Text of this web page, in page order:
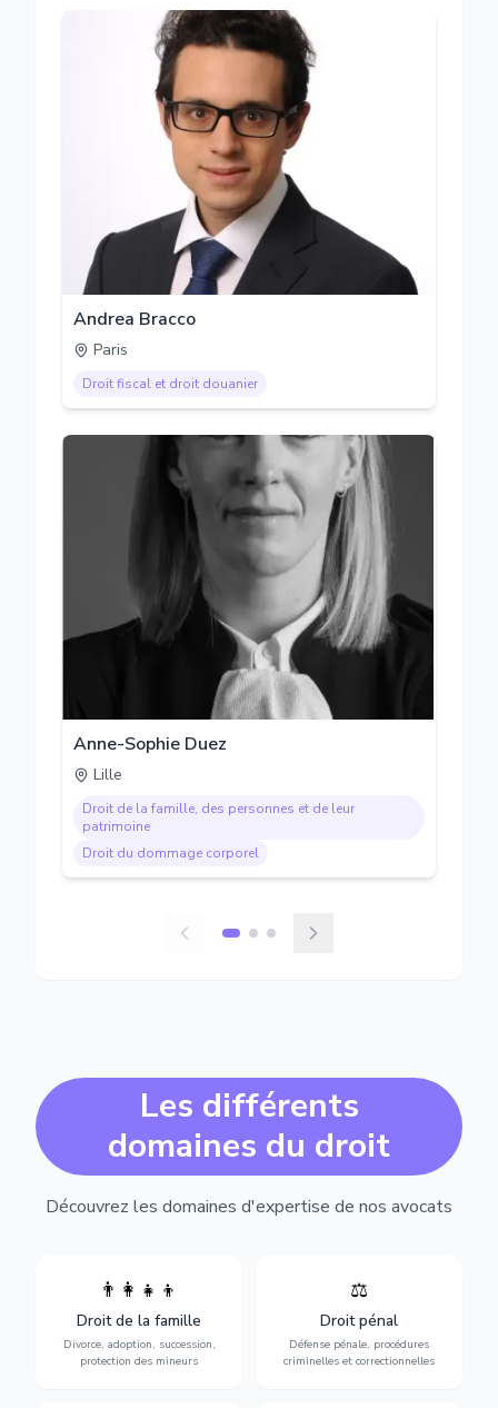
Andrea Bracco
Paris
Droit fiscal et droit douanier
Anne-Sophie Duez
Lille
Droit de la famille, des personnes et de leur
patrimoine
Droit du dommage corporel
Les différents
domaines du droit
Découvrez les domaines d'expertise de nos avocats
👨‍👩‍👧‍👦
Droit de la famille
Divorce, adoption, succession,
protection des mineurs
Divorce, garde d'enfants,
adoption, succession et
protection des personnes
vulnérables.
⚖️
Droit pénal
Défense pénale, procédures
criminelles et correctionnelles
Expertise en matière pénale,
vue jusqu'au procès, pour
toute affaire correctionnelle
ou criminelle.